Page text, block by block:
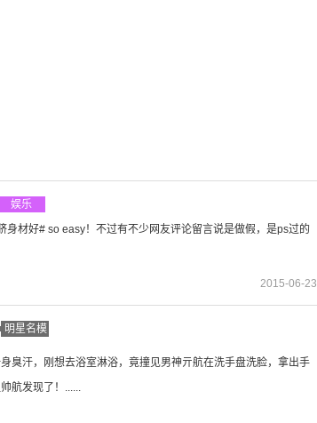
娱乐
材好# so easy！不过有不少网友评论留言说是做假，是ps过的
2015-06-23
明星名模
臭汗，刚想去浴室淋浴，竟撞见男神亓航在洗手盘洗脸，拿出手
航发现了！......